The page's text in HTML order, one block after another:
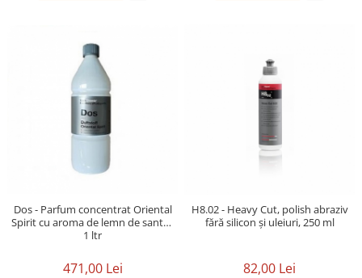
Dos - Parfum concentrat Oriental
Spirit cu aroma de lemn de santal,
1 ltr
471,00 Lei
H8.02 - Heavy Cut, polish abraziv
fără silicon și uleiuri, 250 ml
82,00 Lei